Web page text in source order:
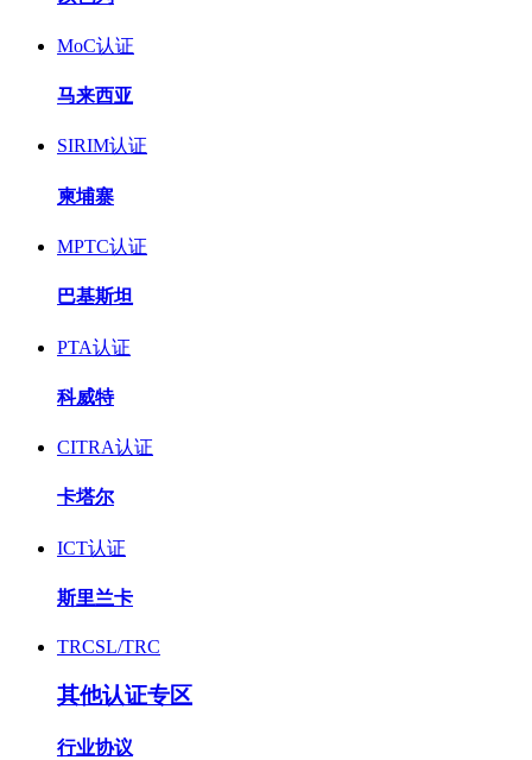
MoC认证
马来西亚
SIRIM认证
柬埔寨
MPTC认证
巴基斯坦
PTA认证
科威特
CITRA认证
卡塔尔
ICT认证
斯里兰卡
TRCSL/TRC
其他认证专区
行业协议